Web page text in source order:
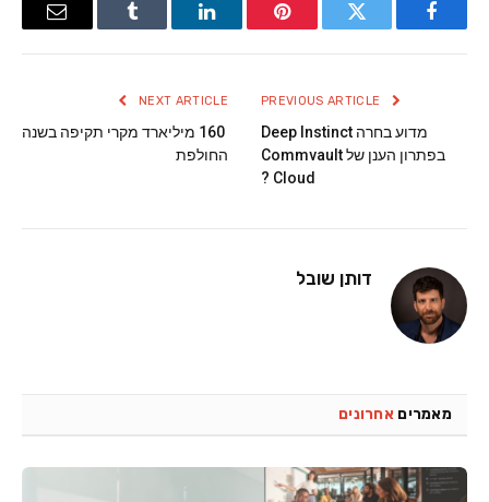
Facebook
Twitter
Pinterest
LinkedIn
Tumblr
Email
מדוע בחרה Deep Instinct
בפתרון הענן של Commvault
Cloud ?
NEXT ARTICLE
160 מיליארד מקרי תקיפה בשנה
החולפת
דותן שובל
מאמרים אחרונים